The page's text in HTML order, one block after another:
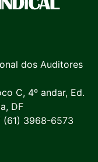
dos Auditores
C, 4º andar, Ed.
DF
3968-6573